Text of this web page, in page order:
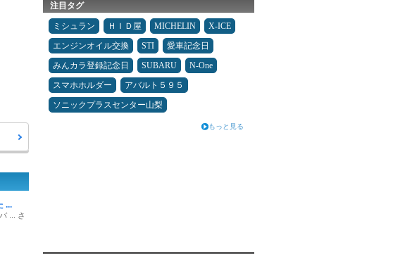
...
... さ
注目タグ
ミシュラン ＨＩＤ屋 MICHELIN
X-ICE
エンジンオイル交換
STI
愛車記念日
みんカラ登録記念日
SUBARU
N-One
スマホホルダー
アバルト５９５
ソニックプラスセンター山梨
もっと見る